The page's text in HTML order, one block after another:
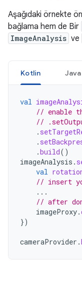
Aşağıdaki örnekte
bağlama hem de Bir
ImageAnalysis ve
Kotlin Java
val
// enable
//
.
.
.build()
imageAnalysis .
val
// insert
...
// after
imageProxy.
})
cameraProvider .